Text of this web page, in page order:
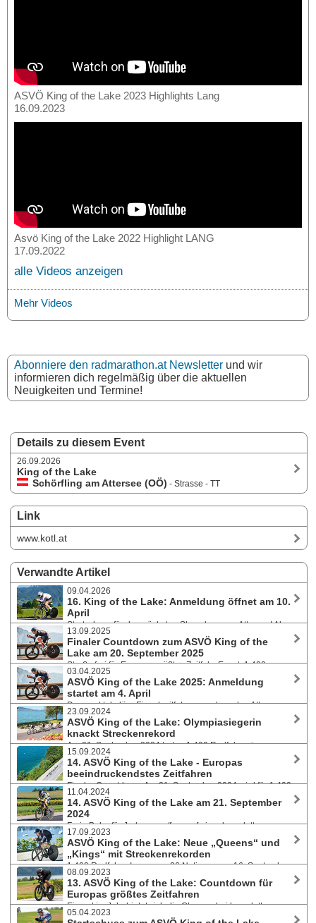
Details zu diesem Event
26.09.2026
King of the Lake
Schörfling am Attersee (OÖ) - Strasse - TT
Link
www.kotl.at
Verwandte Artikel
09.04.2026
16. King of the Lake: Anmeldung öffnet am 10.
April
Startschuss für den nächsten Showdown am Attersee! Ab
10. April beginnt die Jagd auf die heiß begehrten Startplätze. Das
spektakuläre Einzelzeitfahren auf komplett verkehrsfreier Strecke zählt
zu den Fixpunkten im europäischen Radsportkalender. Am 26.
September heißt es für ca. 1.400 Athlet:innen wieder: alles geben auf
47,2 km.
13.09.2025
Finaler Countdown zum ASVÖ King of the
Lake am 20. September 2025
Straße frei für Europas größtes Zeitfahr-Event: 1.400
Teilnehmer:innen haben die einmalige Chance, den komplett
gesperrten Attersee in voller Fahrt zu umrunden - ein Rennen, das in
Europa seinesgleichen sucht. Fanzonen, Livestream, Expo-Area,
festliche Siegerehrung und Marina Herbstfest für ein extra Radsport-
Erlebnis.
03.04.2025
ASVÖ King of the Lake 2025: Anmeldung
startet am 4. April
Das spektakuläre Einzelzeitfahren rund um den Attersee
zählt zu den absoluten Highlights im europäischen Radsportkalender.
Am 20. September 2025 heißt es für 1.400 Athlet:innen: Vollgas geben
auf 47,2 Kilometern, auf einer komplett gesperrten Strecke ohne
störenden Verkehr, aber mit umso größerer Konkurrenz.
23.09.2024
ASVÖ King of the Lake: Olympiasiegerin
knackt Streckenrekord
Am 21. September 2024 traten 1.400 Radfahrer:innen aus
17 Nationen beim europaweit einzigartigen Einzel- und
Mannschaftszeitfahren rund um den Attersee an. „King“ Daniel
Hochstraßer und „Queen“ Alexandra Krenmayr. In der Eliteklasse
siegten Olympiasiegerin Anna Kiesenhofer mit Rekordzeit und Julian
Braun.
15.09.2024
14. ASVÖ King of the Lake - Europas
beeindruckendstes Zeitfahren
Finaler Countdown: Am 21. September 2024 wird für 1.400
Radsportler:innen ein Traum Wirklichkeit. Neben den Amateur:innen
werden auch zahlreiche Top-Athlet:innen um den komplett gesperrten
Attersee rasen. Livestream, umfangreiche Expo-Area, feierliche
Siegerehrung und Marina Herbstfest.
11.04.2024
14. ASVÖ King of the Lake am 21. September
2024
Freie Bahn für Jedermann/frau auf einer komplett
gesperrten Strecke, im gnadenlosen Fight um eine der begehrten
„Kronen“ um einen der schönsten Seen Österreichs zu bolzen - das ist
der King of the Lake. Das Anmeldefenster für Europas größtes
Zeitfahren ist noch bis 21. April geöffnet.
17.09.2023
ASVÖ King of the Lake: Neue „Queens“ und
„Kings“ mit Streckenrekorden
1.400 RadfahrerInnen aus 26 Nationen am 16. September
2023 beim europaweit einzigartigen Einzel- und Mannschaftszeitfahren
am Attersee. Fights um Sekunden, neue Rekorde, brennende Beine
und überglückliche Gesichter. „King“ Daniel Szalay und „Queen“ Anna
Kofler.
08.09.2023
13. ASVÖ King of the Lake: Countdown für
Europas größtes Zeitfahren
Einmal im Jahr bietet sich die Chance, bei komplett
gesperrter Strecke um den Attersee zu heizen: Für 1.400
05.04.2023
ASVÖ King of the Lake 2023 Highlights Lang
16.09.2023
Asvö King of the Lake 2022 Highlight LANG
17.09.2022
alle Videos anzeigen
Mehr Videos
Abonniere den radmarathon.at Newsletter und wir
informieren dich regelmäßig über die aktuellen
Neuigkeiten und Termine!